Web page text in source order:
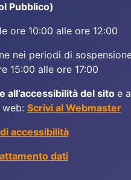
Pubblico)
ore 10:00 alle ore 12:00
nei periodi di
15:00 alle ore 17:00
all’accessibilità del sito e a
Scrivi al Webmaster
accessibilità
dati